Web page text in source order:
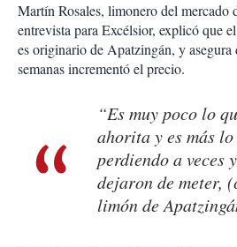
Martín Rosales, limonero del mercado
entrevista para Excélsior, explicó que
es originario de Apatzingán, y asegura
semanas incrementó el precio.
“Es muy poco lo
ahorita y es más lo
perdiendo a veces
dejaron de meter,
limón de